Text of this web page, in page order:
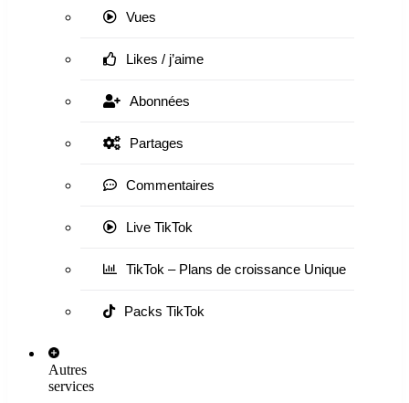
Vues
Likes / j’aime
Abonnées
Partages
Commentaires
Live TikTok
TikTok – Plans de croissance Unique
Packs TikTok
Autres
services